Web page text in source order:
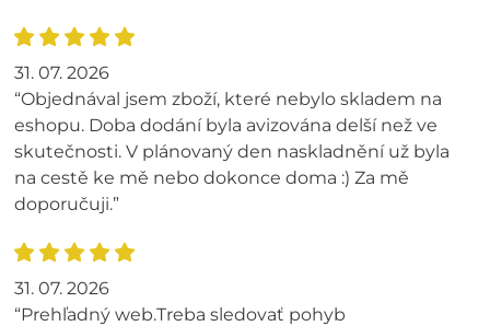
31. 07. 2026
“Objednával jsem zboží, které nebylo skladem na
eshopu. Doba dodání byla avizována delší než ve
skutečnosti. V plánovaný den naskladnění už byla
na cestě ke mě nebo dokonce doma :) Za mě
doporučuji.”
31. 07. 2026
“Prehľadný web.Treba sledovať pohyb